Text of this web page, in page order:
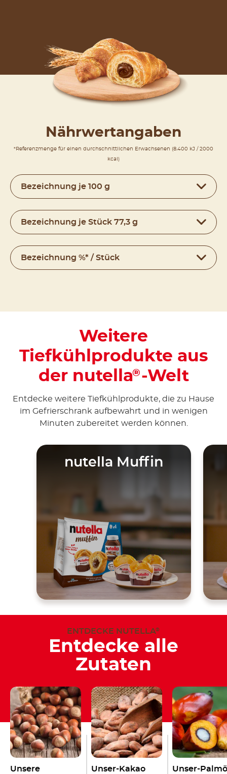
Nährwertangaben
*Referenzmenge für einen durchschnittlichen Erwachsenen (8.400 kJ / 2000
kcal)
Bezeichnung je 100 g
Bezeichnung je Stück 77,3 g
Bezeichnung %* / Stück
Weitere
Tiefkühlprodukte aus
der nutella® -Welt
Entdecke weitere Tiefkühlprodukte, die zu Hause
im Gefrierschrank aufbewahrt und in wenigen
Minuten zubereitet werden können.
nutella Muffin
ENTDECKE NUTELLA®
Entdecke alle
Zutaten
Unsere
Unser-Kakao Unser-